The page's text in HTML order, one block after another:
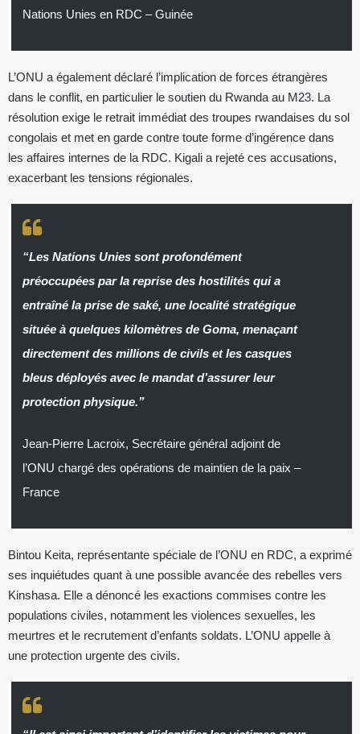
Nations Unies en RDC – Guinée
L’ONU a également déclaré l’implication de forces étrangères
dans le conflit, en particulier le soutien du Rwanda au M23. La
résolution exige le retrait immédiat des troupes rwandaises du sol
congolais et met en garde contre toute forme d’ingérence dans
les affaires internes de la RDC. Kigali a rejeté ces accusations,
exacerbant les tensions régionales.
“Les Nations Unies sont profondément
préoccupées par la reprise des hostilités qui a
entraîné la prise de saké, une localité stratégique
située à quelques kilomètres de Goma, menaçant
directement des millions de civils et les casques
bleus déployés avec le mandat d’assurer leur
protection physique.”
Jean-Pierre Lacroix, Secrétaire général adjoint de
l’ONU chargé des opérations de maintien de la paix –
France
Bintou Keita, représentante spéciale de l’ONU en RDC, a exprimé
ses inquiétudes quant à une possible avancée des rebelles vers
Kinshasa. Elle a dénoncé les exactions commises contre les
populations civiles, notamment les violences sexuelles, les
meurtres et le recrutement d’enfants soldats. L’ONU appelle à
une protection urgente des civils.